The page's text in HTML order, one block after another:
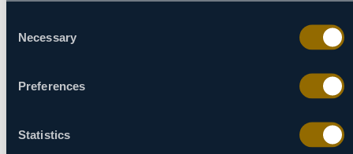
Selection
Necessary
Preferences
Statistics
10/09
13/09
15/09